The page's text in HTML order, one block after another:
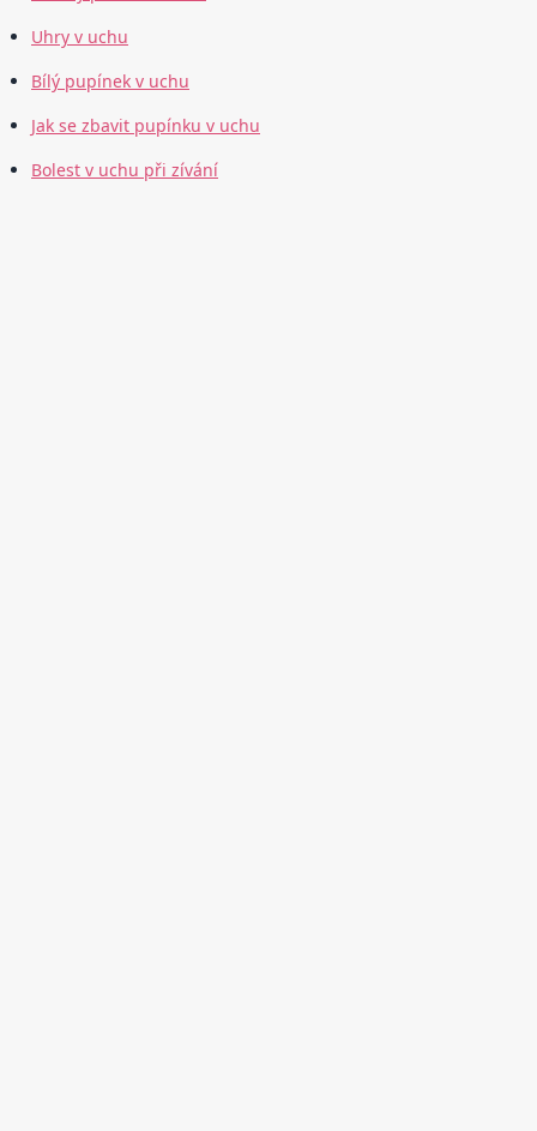
Uhry v uchu
Bílý pupínek v uchu
Jak se zbavit pupínku v uchu
Bolest v uchu při zívání